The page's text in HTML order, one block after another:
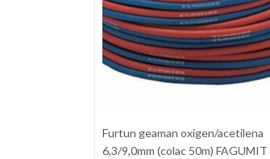
Furtun geaman oxigen/acetilena
6,3/9,0mm (colac 50m) FAGUMIT